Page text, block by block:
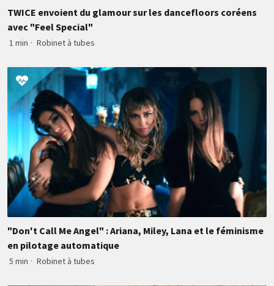
TWICE envoient du glamour sur les dancefloors coréens
avec "Feel Special"
1 min · Robinet à tubes
"Don't Call Me Angel" : Ariana, Miley, Lana et le féminisme
en pilotage automatique
5 min · Robinet à tubes